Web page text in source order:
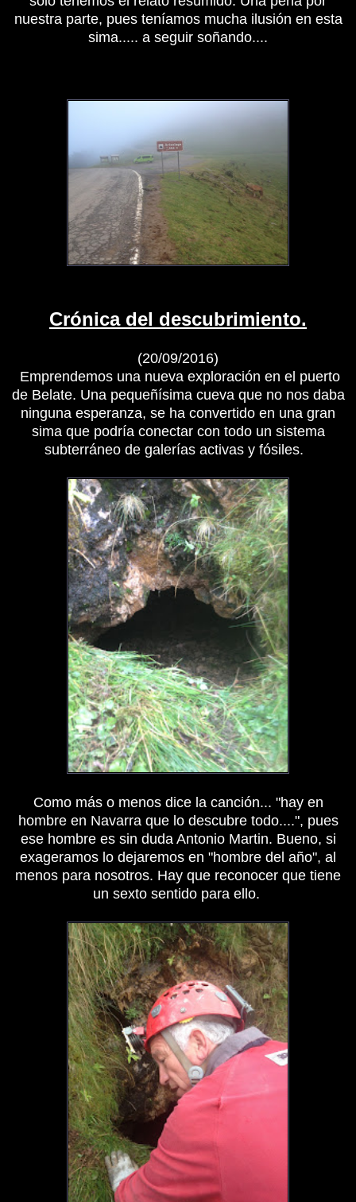
nuestra parte, pues teníamos mucha ilusión en esta
sima..... a seguir soñando....
Crónica del descubrimiento.
(20/09/2016)
Emprendemos una nueva exploración en el puerto
de Belate. Una pequeñísima cueva que no nos daba
ninguna esperanza, se ha convertido en una gran
sima que podría conectar con todo un sistema
subterráneo de galerías activas y fósiles.
Como más o menos dice la canción... "hay en
hombre en Navarra que lo descubre todo....", pues
ese hombre es sin duda Antonio Martin. Bueno, si
exageramos lo dejaremos en "hombre del año", al
menos para nosotros. Hay que reconocer que tiene
un sexto sentido para ello.